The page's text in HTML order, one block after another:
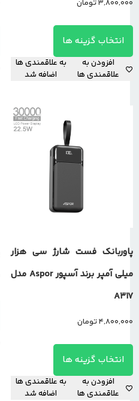
3,800,000تومان
انتخاب گزینه ها
افزودن به
علاقمندی ها
به علاقمندی ها
اضافه شد
پاوربانک فست شارژ سی هزار
میلی آمپر برند آسپور Aspor مدل
A317
4,800,000تومان
انتخاب گزینه ها
افزودن به
علاقمندی ها
به علاقمندی ها
اضافه شد